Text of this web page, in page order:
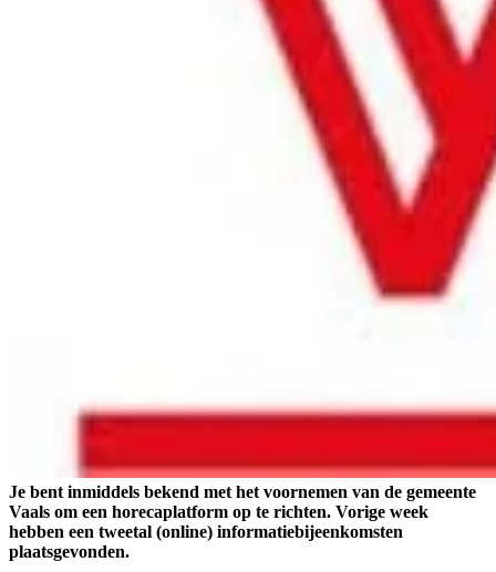
Je bent inmiddels bekend met het voornemen van de gemeente
Vaals om een horecaplatform op te richten. Vorige week
hebben een tweetal (online) informatiebijeenkomsten
plaatsgevonden.